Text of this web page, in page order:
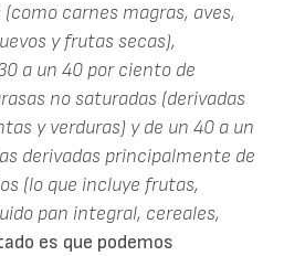
carnes magras, aves,
y frutas secas),
a un 40 por ciento de
no saturadas (derivadas
y verduras) y de un 40 a un
derivadas principalmente de
(lo que incluye frutas,
pan integral, cereales,
es que podemos